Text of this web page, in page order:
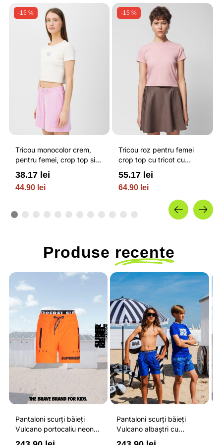
-15 %
Tricou monocolor crem,
pentru femei, crop top si
croiala slim 4F
44.90 lei
38.17 lei
-15 %
Tricou roz pentru femei
crop top cu tricot cu
nervuri OUTHORN
64.90 lei
55.17 lei
Produse recente
Pantaloni scurți băieți
Vulcano portocaliu neon
cu buzunare cu fermoar,
Pantaloni scurți băieți
Vulcano albaștri cu
buzunare cu fermoar,